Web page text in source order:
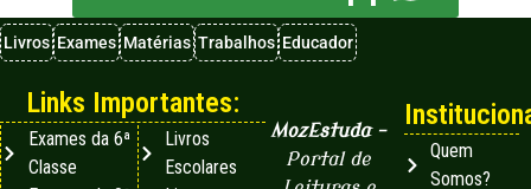
Livros Exames Matérias Trabalhos Educador
MozEstuda–
Portal de
Quem
Somos?
Links Importantes:
Exames da 6ª
Classe
Livros
Escolares